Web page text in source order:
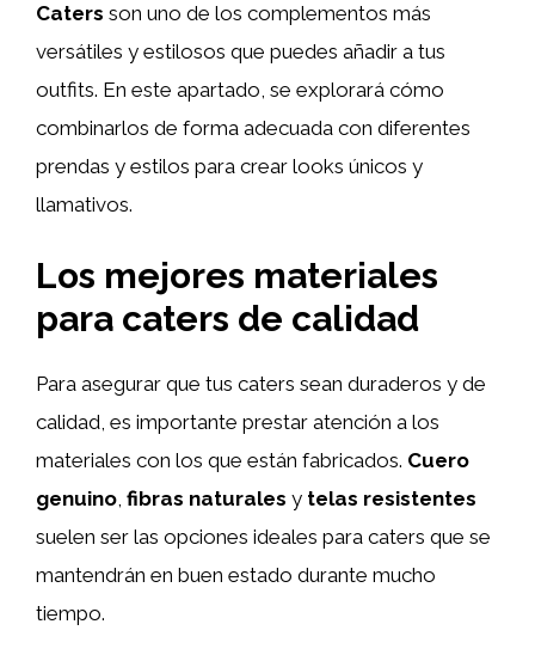
Caters son uno de los complementos más
versátiles y estilosos que puedes añadir a tus
outfits. En este apartado, se explorará cómo
combinarlos de forma adecuada con diferentes
prendas y estilos para crear looks únicos y
llamativos.
Los mejores materiales
para caters de calidad
Para asegurar que tus caters sean duraderos y de
calidad, es importante prestar atención a los
materiales con los que están fabricados. Cuero
genuino fibras naturales y telas resistentes
suelen ser las opciones ideales para caters que se
mantendrán en buen estado durante mucho
tiempo.